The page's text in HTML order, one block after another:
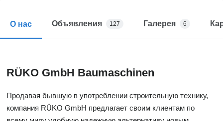
О нас Объявления 127 Галерея 6
RÜKO GmbH Baumaschinen
Продавая бывшую в употреблении строительную технику,
компания RÜKO GmbH предлагает своим клиентам по